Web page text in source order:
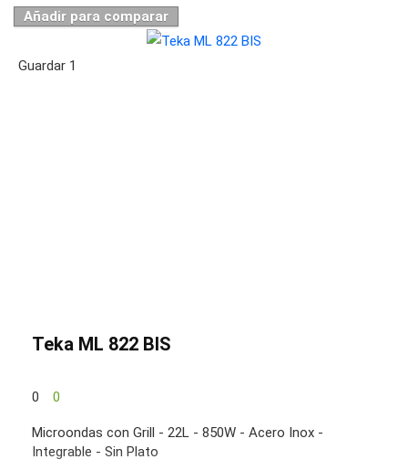
Añadir para comparar
Guardar 1
Teka ML 822 BIS
0 0
Microondas con Grill - 22L - 850W - Acero Inox -
Integrable - Sin Plato